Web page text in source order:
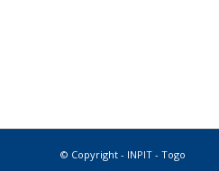
© Copyright - INPIT - Togo